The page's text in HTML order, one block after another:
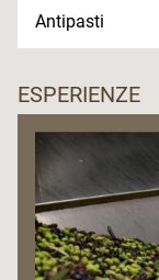
Antipasti
ESPERIENZE